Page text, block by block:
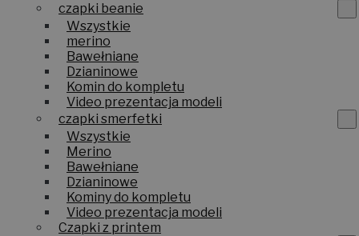
czapki beanie
Wszystkie
merino
Bawełniane
Dzianinowe
Komin do kompletu
Video prezentacja modeli
czapki smerfetki
Wszystkie
Merino
Bawełniane
Dzianinowe
Kominy do kompletu
Video prezentacja modeli
Czapki z printem